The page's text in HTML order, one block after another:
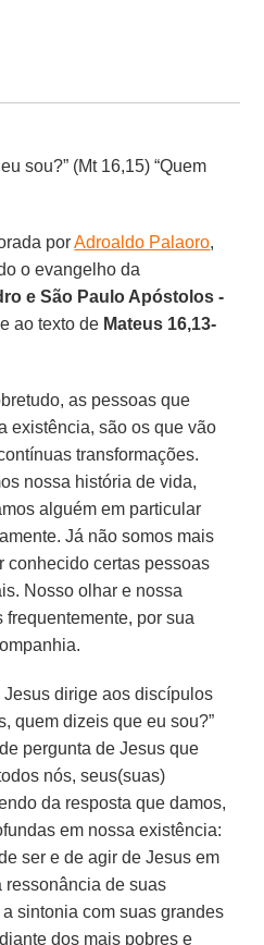
sou?” (Mt 16,15) “Quem
porAdroaldo Palaoro,
o evangelho da
e São Paulo Apóstolos -
ao texto de Mateus 16,13-
as pessoas que
existência, são os que vão
transformações.
nossa história de vida,
alguém em particular
Já não somos mais
conhecido certas pessoas
Nosso olhar e nossa
frequentemente, por sua
dirige aos discípulos
quem dizeis que eu sou?”
pergunta de Jesus que
nós, seus(suas)
da resposta que damos,
em nossa existência:
ser e de agir de Jesus em
ressonância de suas
sintonia com suas grandes
dos mais pobres e